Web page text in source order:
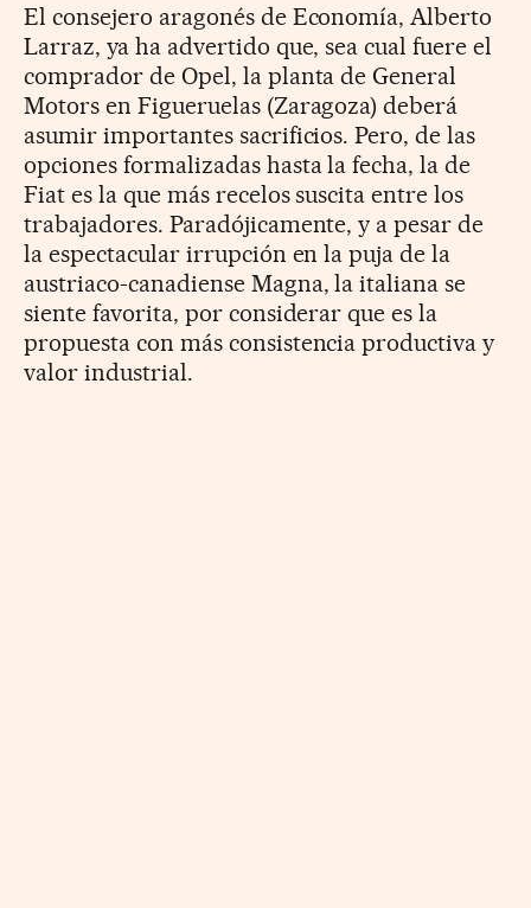
El consejero aragonés de Economía, Alberto
Larraz, ya ha advertido que, sea cual fuere el
comprador de Opel, la planta de General
Motors en Figueruelas (Zaragoza) deberá
asumir importantes sacrificios. Pero, de las
opciones formalizadas hasta la fecha, la de
Fiat es la que más recelos suscita entre los
trabajadores. Paradójicamente, y a pesar de
la espectacular irrupción en la puja de la
austriaco-canadiense Magna, la italiana se
siente favorita, por considerar que es la
propuesta con más consistencia productiva y
valor industrial.